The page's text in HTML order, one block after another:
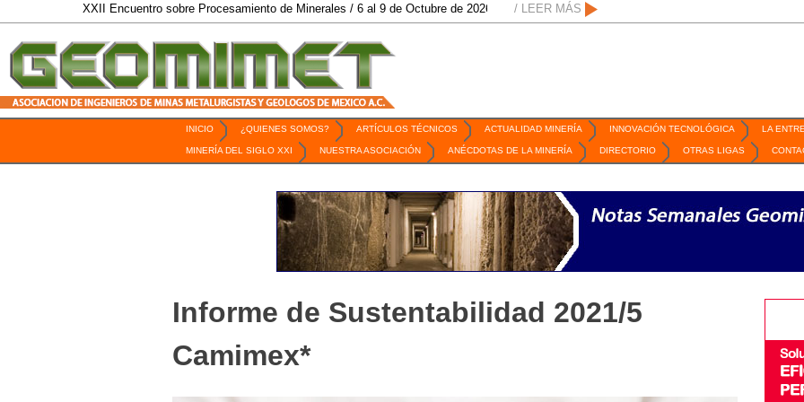
XXII Encuentro sobre Procesamiento de Minerales / 6 al 9 de Octubre de 2026 / San Luis Potosí, SLP //Mexico Mining Forum / 2 de septiembre
/ LEER MÁS
INICIO ¿QUIENES SOMOS? ARTÍCULOS TÉCNICOS ACTUALIDAD MINERÍA INNOVACIÓN TECNOLÓGICA LA
MINERÍA DEL SIGLO XXI NUESTRA ASOCIACIÓN ANÉCDOTAS DE LA MINERÍA DIRECTORIO OTRAS LIGAS
Informe de Sustentabilidad 2021/5
Camimex*